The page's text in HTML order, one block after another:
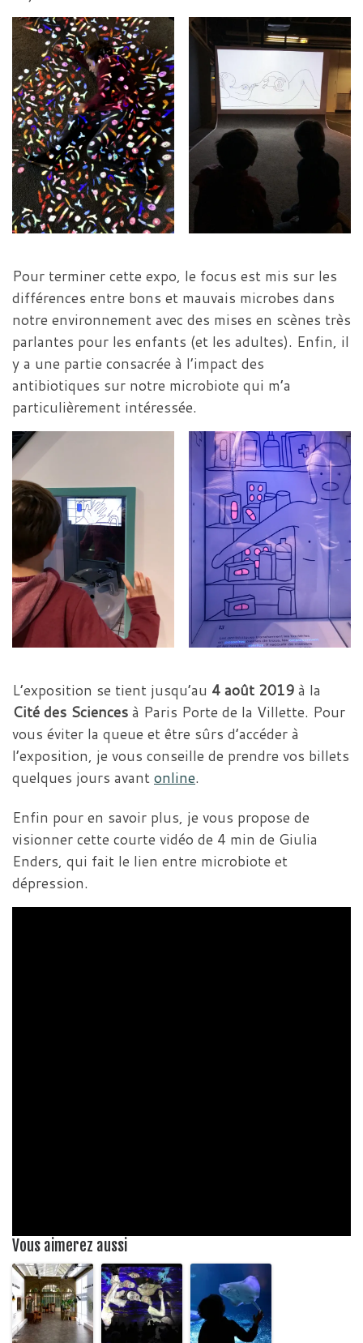
Pour terminer cette expo, le focus est mis sur les
différences entre bons et mauvais microbes dans
notre environnement avec des mises en scènes très
parlantes pour les enfants (et les adultes). Enfin, il
y a une partie consacrée à l’impact des
antibiotiques sur notre microbiote qui m’a
particulièrement intéressée.
L’exposition se tient jusqu’au 4 août 2019 à la
Cité des Sciences à Paris Porte de la Villette. Pour
vous éviter la queue et être sûrs d’accéder à
l’exposition, je vous conseille de prendre vos billets
quelques jours avant online.
Enfin pour en savoir plus, je vous propose de
visionner cette courte vidéo de 4 min de Giulia
Enders, qui fait le lien entre microbiote et
dépression.
Vous aimerez aussi